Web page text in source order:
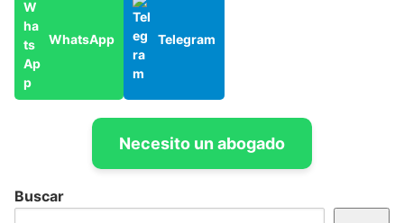
WhatsApp Telegram
Necesito un abogado
Buscar